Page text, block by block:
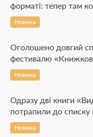
форматі: тепер там
Новина
Оголошено довгий
фестивалю
Новина
Одразу дві книги
потрапили до списку
Новина